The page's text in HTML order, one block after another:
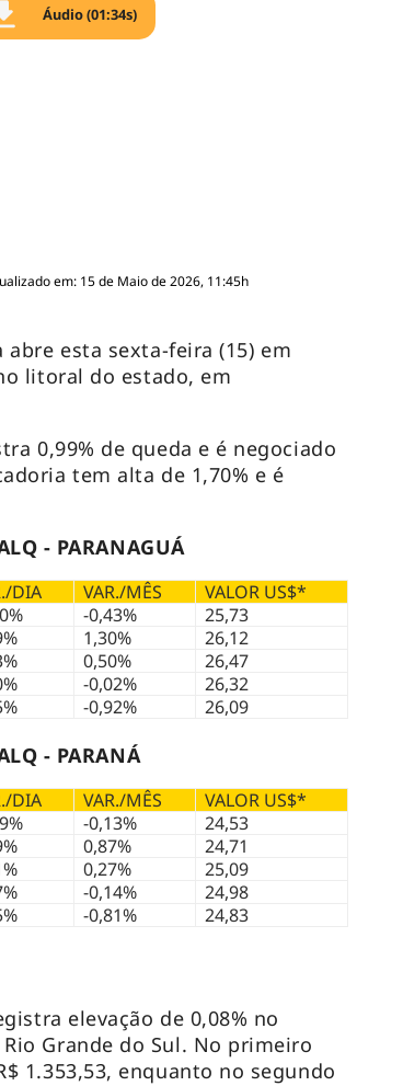
Áudio (01:34s)
em: 15 de Maio de 2026, 11:45h
abre esta sexta-feira (15) em
litoral do estado, em
0,99% de queda e é negociado
tem alta de 1,70% e é
- PARANAGUÁ
DIA VAR./MÊS
VALOR US$*
-0,43%
25,73
1,30%
26,12
0,50%
26,47
-0,02%
26,32
-0,92% 26,09
- PARANÁ
DIA VAR./MÊS
VALOR US$*
-0,13%
24,53
0,87%
24,71
0,27%
25,09
-0,14%
24,98
-0,81% 24,83
elevação de 0,08% no
Grande do Sul. No primeiro
1.353,53, enquanto no segundo